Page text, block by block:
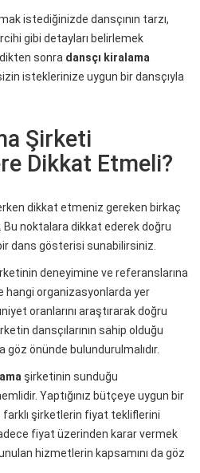
istediğinizde dansçının tarzı,
gibi detayları belirlemek
sonra dansçı kiralama
isteklerinize uygun bir dansçıyla
Şirketi
Dikkat Etmeli?
dikkat etmeniz gereken birkaç
noktalara dikkat ederek doğru
dans gösterisi sunabilirsiniz.
deneyimine ve referanslarına
hangi organizasyonlarda yer
oranlarını araştırarak doğru
dansçılarının sahip olduğu
önünde bulundurulmalıdır.
şirketinin sunduğu
Yaptığınız bütçeye uygun bir
şirketlerin fiyat tekliflerini
fiyat üzerinden karar vermek
hizmetlerin kapsamını da göz